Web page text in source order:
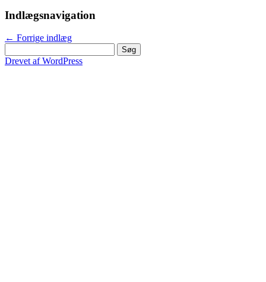
Indlægsnavigation
← Forrige indlæg
efter:
Drevet af WordPress